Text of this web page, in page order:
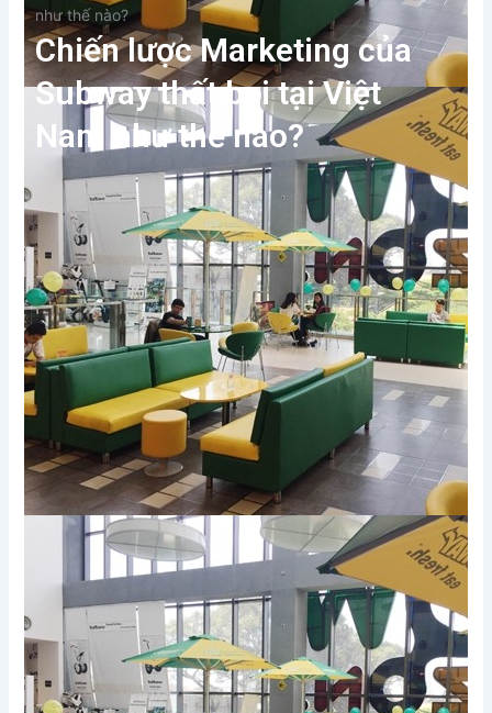
như thế nào?
Chiến lược Marketing của
Subway thất bại tại Việt
Nam như thế nào?